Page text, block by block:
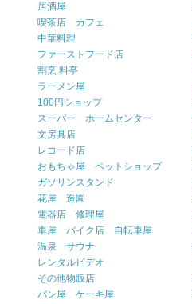
居酒屋
喫茶店 カフェ
中華料理
ファーストフード店
割烹 料亭
ラーメン屋
100円ショップ
スーパー ホームセンター
文房具店
レコード店
おもちゃ屋 ペットショップ
ガソリンスタンド
花屋 造園
電器店 修理屋
車屋 バイク店 自転車屋
温泉 サウナ
レンタルビデオ
その他物販店
パン屋 ケーキ屋